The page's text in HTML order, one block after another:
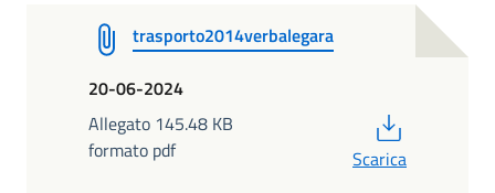
trasporto2014verbalegara
20-06-2024
Allegato 145.48 KB
formato pdf
Scarica